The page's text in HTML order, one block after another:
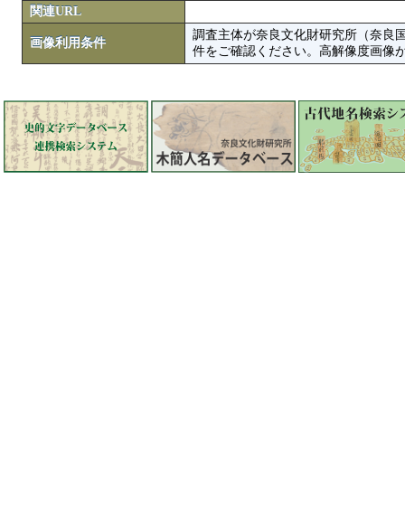
関連URL
画像利用条件
調査主体が奈良文化財研究所（奈良
件をご確認ください。高解像度画像